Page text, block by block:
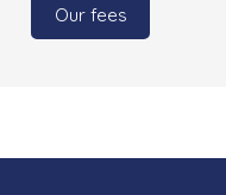
Our fees